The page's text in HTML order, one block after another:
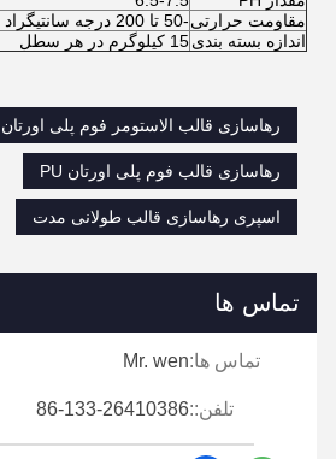
مقاومت حرارتی-50 تا 200 درجه سانتیگراد
اندازه بسته بندی15 کیلوگرم در هر سطل
رهاسازی قالب الاستومر فوم پلی اورتان
رهاسازی قالب فوم پلی اورتان PU
اسپری رهاسازی قالب طولانی مدت
تماس ها
تماس ها:Mr. wen
تلفن::86-133-26410386